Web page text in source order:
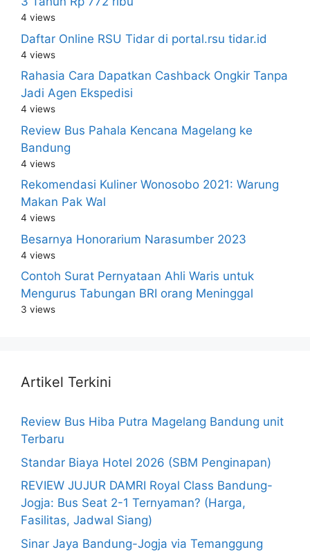
4 views
Daftar Online RSU Tidar di portal.rsu tidar.id
4 views
Rahasia Cara Dapatkan Cashback Ongkir Tanpa
Jadi Agen Ekspedisi
4 views
Review Bus Pahala Kencana Magelang ke
Bandung
4 views
Rekomendasi Kuliner Wonosobo 2021: Warung
Makan Pak Wal
4 views
Besarnya Honorarium Narasumber 2023
4 views
Contoh Surat Pernyataan Ahli Waris untuk
Mengurus Tabungan BRI orang Meninggal
3 views
Artikel Terkini
Review Bus Hiba Putra Magelang Bandung unit
Terbaru
Standar Biaya Hotel 2026 (SBM Penginapan)
REVIEW JUJUR DAMRI Royal Class Bandung-
Jogja: Bus Seat 2-1 Ternyaman? (Harga,
Fasilitas, Jadwal Siang)
Sinar Jaya Bandung-Jogja via Temanggung